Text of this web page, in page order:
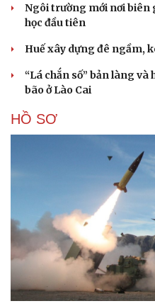
Ngôi trường mới nơi biên
học đầu tiên
Huế xây dựng đê ngầm,
“Lá chắn số” bản làng
bão ở Lào Cai
HỒ SƠ